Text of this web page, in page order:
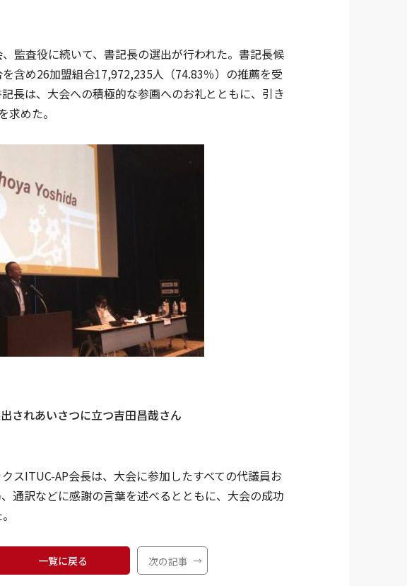
監査役に続いて、書記長の選出が行われた。書記長候
含め26加盟組合17,972,235人（74.83％）の推薦を受
長は、大会への積極的な参画へのお礼とともに、引き
求めた。
されあいさつに立つ吉田昌哉さん
ITUC-AP会長は、大会に参加したすべての代議員お
通訳などに感謝の言葉を述べるとともに、大会の成功
一覧に戻る 次の記事